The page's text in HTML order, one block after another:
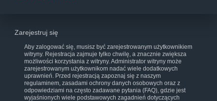
Zarejestruj się
Aby zalogować się, musisz być zarejestrowanym użytkownikiem
witryny. Rejestracja zajmuje tylko chwilę, a znacznie zwiększa
możliwości korzystania z witryny. Administrator witryny może
zarejestrowanym użytkownikom nadać wiele dodatkowych
uprawnień. Przed rejestracją zapoznaj się z naszym
regulaminem, zasadami ochrony danych osobowych oraz z
odpowiedziami na często zadawane pytania (FAQ), gdzie jest
wyjaśnionych wiele podstawowych zagadnień dotyczących